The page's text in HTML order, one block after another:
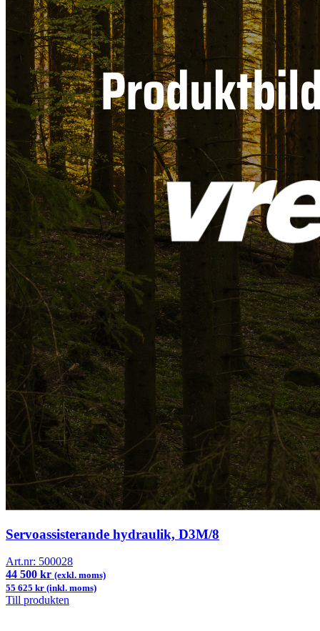
Servoassisterande hydraulik, D3M/8
Art.nr: 500028
44 500 kr (exkl. moms)
55 625 kr (inkl. moms)
Till produkten